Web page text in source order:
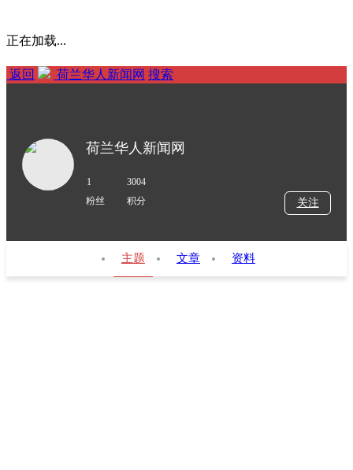
正在加载...
返回 荷兰华人新闻网 搜索
荷兰华人新闻网
1
粉丝
3004
积分
关注
主题 文章 资料